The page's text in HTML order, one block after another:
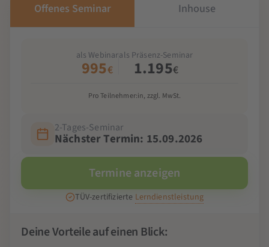
Offenes Seminar Inhouse
als Webinar
995€
als Präsenz-Seminar
1.195€
Pro Teilnehmer:in, zzgl. MwSt.
2-Tages-Seminar
Nächster Termin: 15.09.2026
Termine anzeigen
TÜV-zertifizierte Lerndienstleistung
Deine Vorteile auf einen Blick: